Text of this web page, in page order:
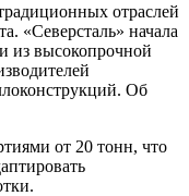
отраслей
«Северсталь» начала
из высокопрочной
Об
от 20 тонн, что